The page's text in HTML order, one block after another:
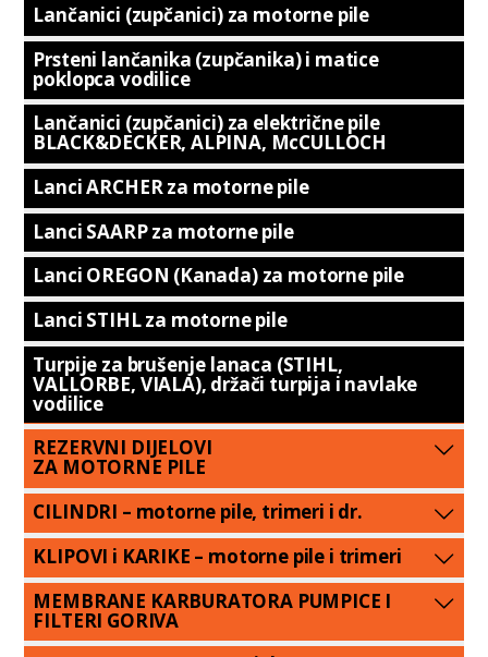
Lančanici (zupčanici) za motorne pile
Prsteni lančanika (zupčanika) i matice
poklopca vodilice
Lančanici (zupčanici) za električne pile
BLACK&DECKER, ALPINA, McCULLOCH
Lanci ARCHER za motorne pile
Lanci SAARP za motorne pile
Lanci OREGON (Kanada) za motorne pile
Lanci STIHL za motorne pile
Turpije za brušenje lanaca (STIHL,
VALLORBE, VIALA), držači turpija i navlake
vodilice
REZERVNI DIJELOVI
ZA MOTORNE PILE
CILINDRI – motorne pile, trimeri i dr.
KLIPOVI i KARIKE – motorne pile i trimeri
MEMBRANE KARBURATORA PUMPICE I
FILTERI GORIVA